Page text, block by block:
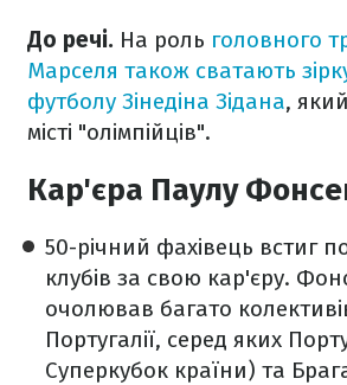
До речі. На роль головного
Марселя також сватають
футболу Зінедіна Зідана,
місті "олімпійців".
Кар'єра Паулу
50-річний фахівець встиг
клубів за свою кар'єру.
очолював багато
Португалії, серед яких
Суперкубок країни) та